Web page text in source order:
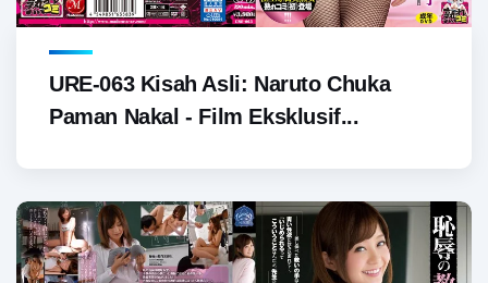
URE-063 Kisah Asli: Naruto Chuka
Paman Nakal - Film Eksklusif...